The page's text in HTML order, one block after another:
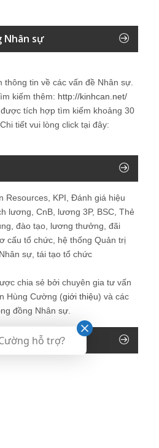
Nhân sự
thông tin về các vấn đề Nhân sự
kiếm thêm: http://kinhcan.net/
tích hợp tìm kiếm khoảng 30
tiết vui lòng click tại đây:
Resources, KPI, Đánh giá hiệu
lương, CnB, lương 3P, BSC, Thẻ
đào tạo, lương thưởng, đãi
cấu tổ chức, hệ thống Quản trị
sự, tái tạo tổ chức
chia sẻ bởi chuyên gia tư vấn
Hùng Cường (giới thiệu) và các
đồng Nhân sự.
hỗ trợ?